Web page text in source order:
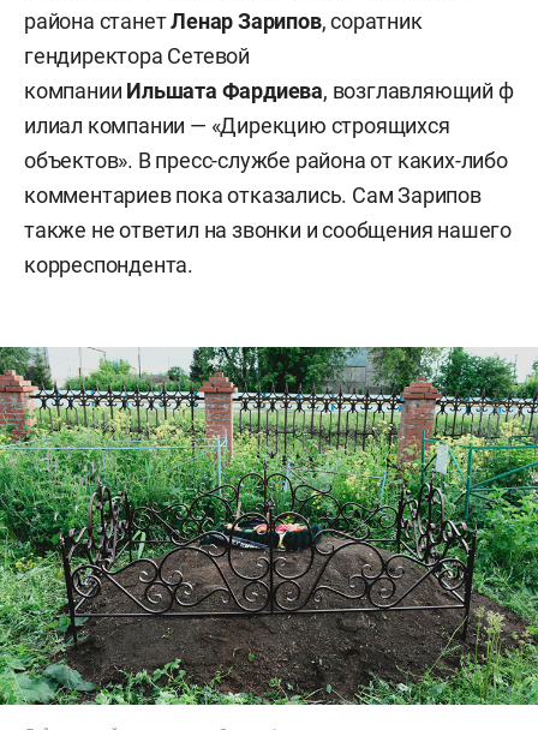
района станетЛенар Зарипов, соратник
гендиректора Сетевой
компании Ильшата Фардиева, возглавляющий ф
илиал компании — «Дирекцию строящихся
объектов». В пресс-службе района от каких-либо
комментариев пока отказались. Сам Зарипов
также не ответил на звонки и сообщения нашего
корреспондента.